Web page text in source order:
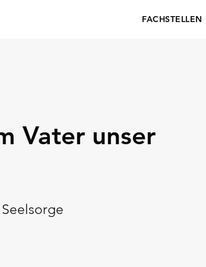
FACHSTELLEN
Vater unser